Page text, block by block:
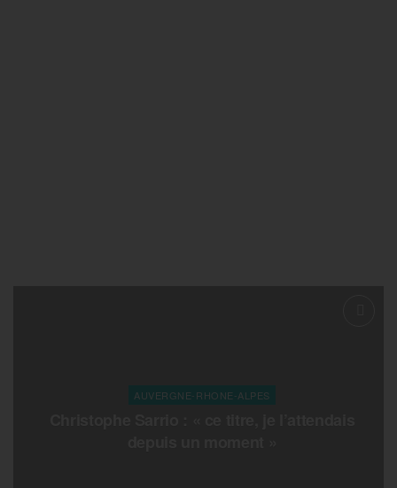
AUVERGNE-RHONE-ALPES